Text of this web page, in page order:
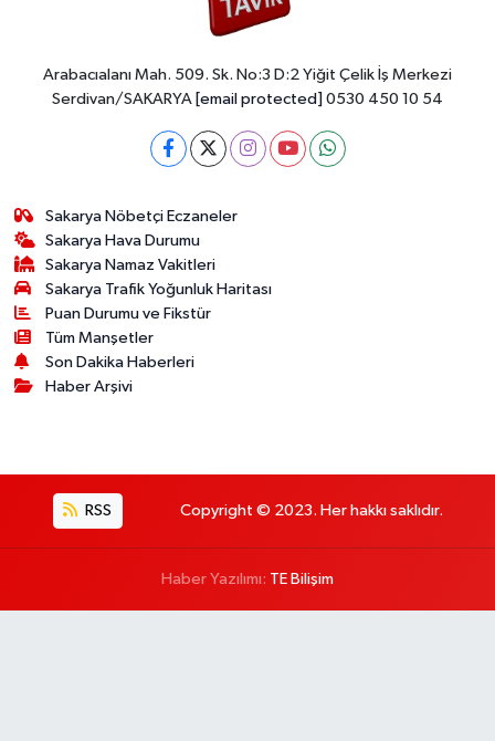
Arabacıalanı Mah. 509. Sk. No:3 D:2 Yiğit Çelik İş Merkezi
Serdivan/SAKARYA [email protected] 0530 450 10 54
Sakarya Nöbetçi Eczaneler
Sakarya Hava Durumu
Sakarya Namaz Vakitleri
Sakarya Trafik Yoğunluk Haritası
Puan Durumu ve Fikstür
Tüm Manşetler
Son Dakika Haberleri
Haber Arşivi
RSS Copyright © 2023. Her hakkı saklıdır.
Haber Yazılımı: TE Bilişim